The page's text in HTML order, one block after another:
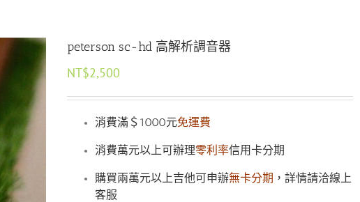
peterson sc-hd 高解析調音器
NT$2,500
消費滿＄1000元免運費
消費萬元以上可辦理零利率信用卡分期
購買兩萬元以上吉他可申辦無卡分期 ，詳情請洽線上
客服